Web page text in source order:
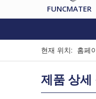
FUNCMATER
현재 위치: 홈페
제품 상세